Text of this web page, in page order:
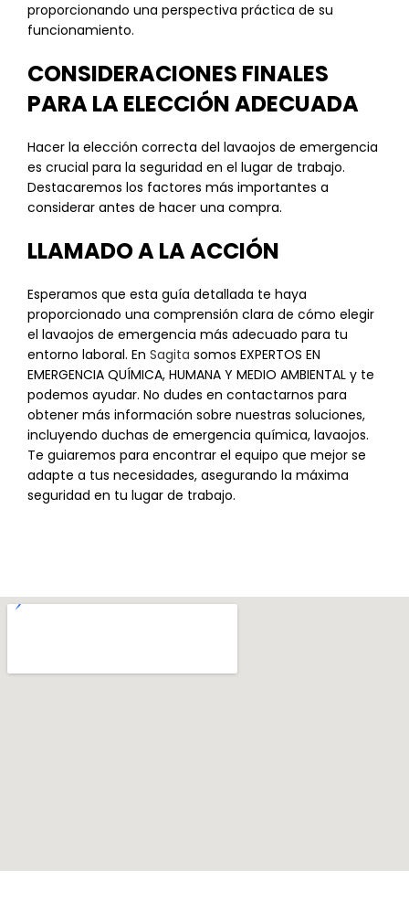
proporcionando una perspectiva práctica de su
funcionamiento.
CONSIDERACIONES FINALES
PARA LA ELECCIÓN ADECUADA
Hacer la elección correcta del lavaojos de emergencia
es crucial para la seguridad en el lugar de trabajo.
Destacaremos los factores más importantes a
considerar antes de hacer una compra.
LLAMADO A LA ACCIÓN
Esperamos que esta guía detallada te haya
proporcionado una comprensión clara de cómo elegir
el lavaojos de emergencia más adecuado para tu
entorno laboral. En Sagita somos EXPERTOS EN
EMERGENCIA QUÍMICA, HUMANA Y MEDIO AMBIENTAL y te
podemos ayudar. No dudes en contactarnos para
obtener más información sobre nuestras soluciones,
incluyendo duchas de emergencia química, lavaojos.
Te guiaremos para encontrar el equipo que mejor se
adapte a tus necesidades, asegurando la máxima
seguridad en tu lugar de trabajo.